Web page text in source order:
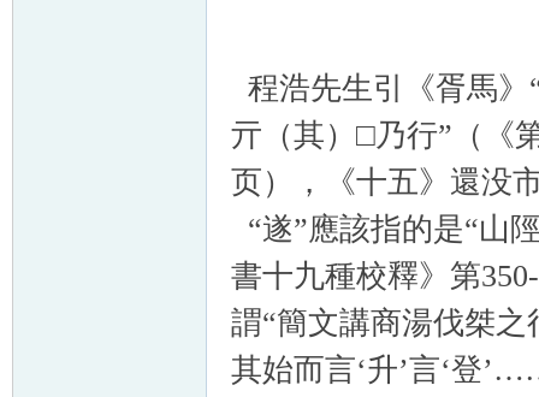
程浩先生引《胥馬》
亓（其）□乃行”（《
页），《十五》還没
“遂”應該指的是“山
書十九種校釋》第
謂“簡文講商湯伐桀
其始而言‘升’言‘登